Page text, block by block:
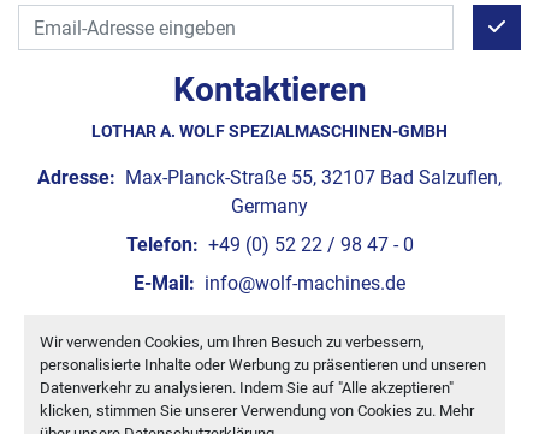
Wir verwenden Cookies, um Ihren Besuch zu verbessern,
personalisierte Inhalte oder Werbung zu präsentieren und unseren
Datenverkehr zu analysieren. Indem Sie auf "Alle akzeptieren"
klicken, stimmen Sie unserer Verwendung von Cookies zu. Mehr
Kontaktieren
LOTHAR A. WOLF SPEZIALMASCHINEN-GMBH
Adresse: Max-Planck-Straße 55, 32107 Bad Salzuflen,
Germany
Telefon: +49 (0) 52 22 / 98 47 - 0
E-Mail: info@wolf-machines.de
Cookie-Einstellungen
Machinio System-Website vonMachinio